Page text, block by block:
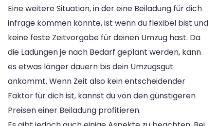
Eine weitere Situation, in der eine Beiladung für dich
infrage kommen könnte, ist wenn du flexibel bist und
keine feste Zeitvorgabe für deinen Umzug hast. Da
die Ladungen je nach Bedarf geplant werden, kann
es etwas länger dauern bis dein Umzugsgut
ankommt. Wenn Zeit also kein entscheidender
Faktor für dich ist, kannst du von den günstigeren
Preisen einer Beiladung profitieren.